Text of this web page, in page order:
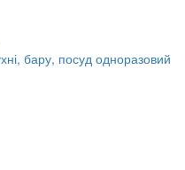
бару, посуд одноразовий